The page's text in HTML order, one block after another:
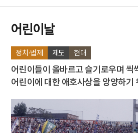
4 신구대학교
6
기축옥사
8
닭띠
9
심회
10 영도중학교
1 금성대군
2 나화랑
어린이날
정치·법제 제도 현대
어린이들이 올바르고 슬기로우며 씩
어린이에 대한 애호사상을 앙양하기